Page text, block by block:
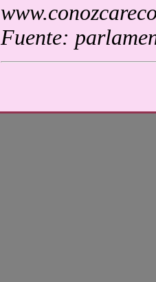
Fuente: